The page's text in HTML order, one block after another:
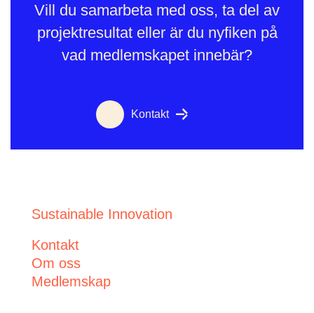
Vill du samarbeta med oss, ta del av
projektresultat eller är du nyfiken på
vad medlemskapet innebär?
Kontakt
Sustainable Innovation
Kontakt
Om oss
Medlemskap